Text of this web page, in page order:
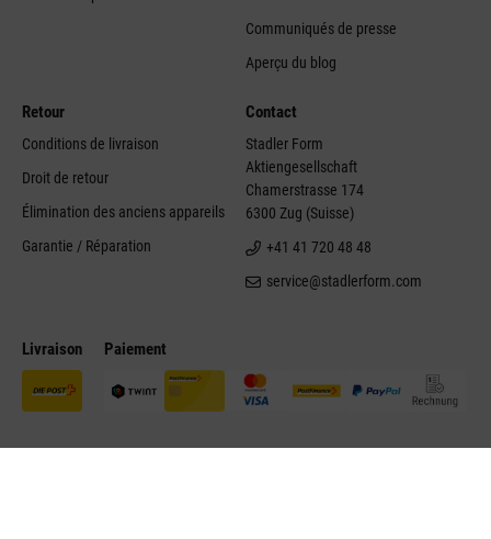
Livraison Paiement
Communiqués de presse
Aperçu du blog
Retour
Conditions de livraison
Droit de retour
Élimination des anciens appareils
Garantie / Réparation
Contact
Stadler Form
Aktiengesellschaft
Chamerstrasse 174
6300 Zug (Suisse)
+41 41 720 48 48
service@stadlerform.com